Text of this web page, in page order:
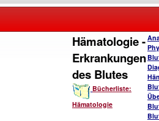
Hämatologie -
Erkrankungen
des Blutes
Bücherliste:
Hämatologie